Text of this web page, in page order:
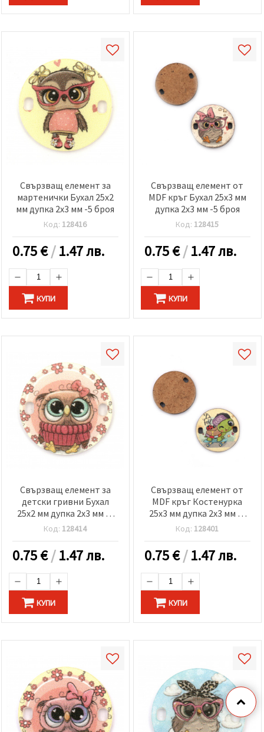
Свързващ елемент за
мартенички Бухал 25x2
мм дупка 2x3 мм -5 броя
Код: 128416
0.75€/1.47 лв.
КУПИ
Свързващ елемент от
MDF кръг Бухал 25x3 мм
дупка 2x3 мм -5 броя
Код: 128415
0.75€/1.47 лв.
КУПИ
Свързващ елемент за
детски гривни Бухал
25x2 мм дупка 2x3 мм -5
броя
Код: 128414
0.75€/1.47 лв.
КУПИ
Свързващ елемент от
MDF кръг Костенурка
25x3 мм дупка 2x3 мм -5
броя
Код: 128401
0.75€/1.47 лв.
КУПИ